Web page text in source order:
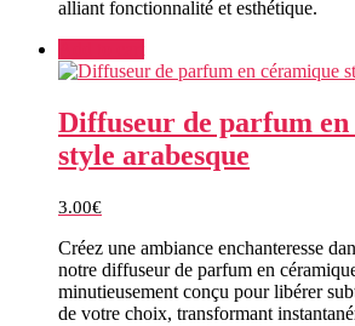
alliant fonctionnalité et esthétique.
Diffuseur de parfum
style arabesque
3.00€
Créez une ambiance enchanteresse
notre diffuseur de parfum en
minutieusement conçu pour libérer
de votre choix, transformant